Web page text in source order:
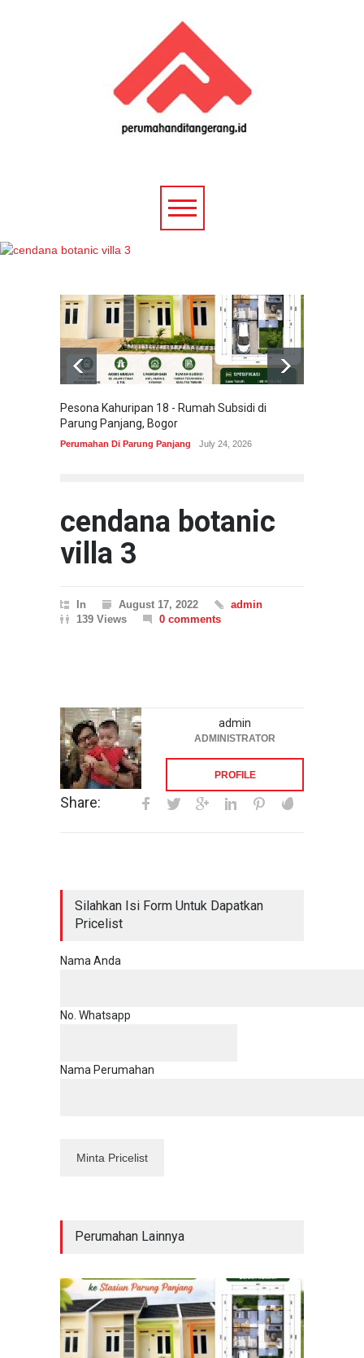
Pesona Kahuripan 18 - Rumah Subsidi di
Parung Panjang, Bogor
Perumahan Di Parung Panjang July 24, 2026
cendana botanic
villa 3
In August 17, 2022
admin
139 Views
0 comments
admin
ADMINISTRATOR
PROFILE
Share:
Silahkan Isi Form Untuk Dapatkan
Pricelist
Nama Anda
No. Whatsapp
Nama Perumahan
Perumahan Lainnya